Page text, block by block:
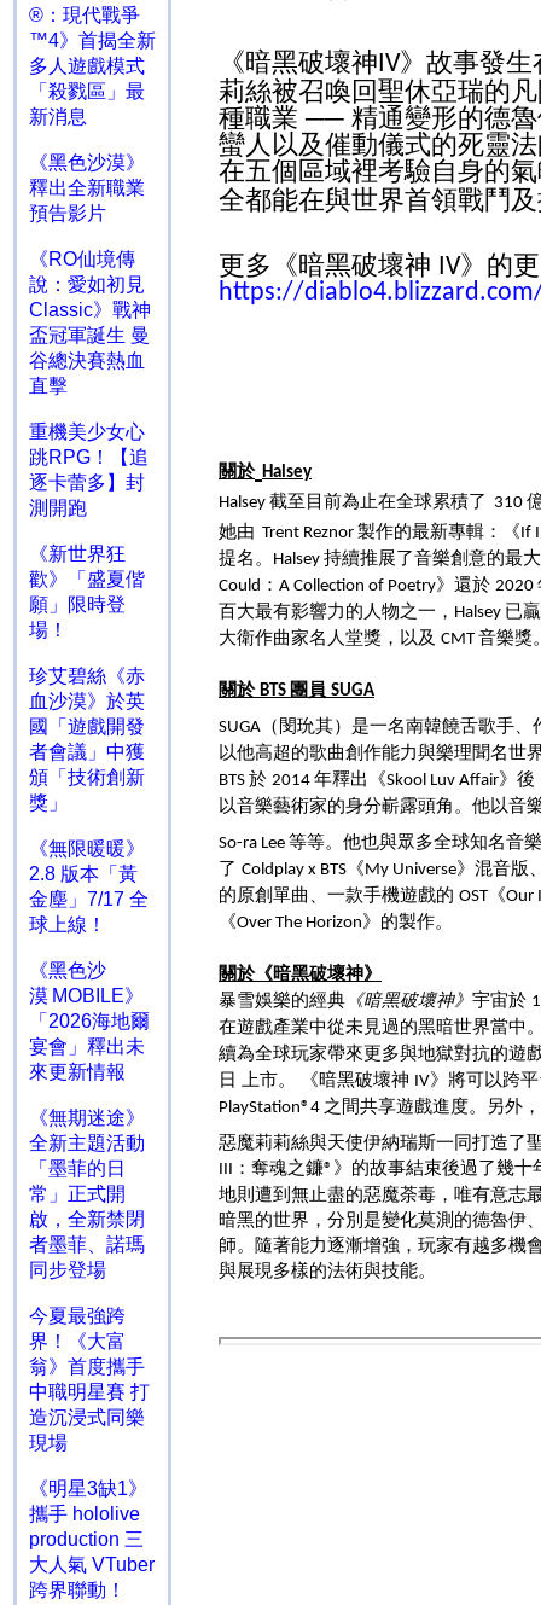
®：現代戰爭
™4》首揭全新
多人遊戲模式
「殺戮區」最
新消息
《黑色沙漠》
釋出全新職業
預告影片
《RO仙境傳
說：愛如初見
Classic》戰神
盃冠軍誕生 曼
谷總決賽熱血
直擊
重機美少女心
跳RPG！【追
逐卡蕾多】封
測開跑
《新世界狂
歡》「盛夏偕
願」限時登
場！
珍艾碧絲《赤
血沙漠》於英
國「遊戲開發
者會議」中獲
頒「技術創新
獎」
《無限暖暖》
2.8 版本「黃
金塵」7/17 全
球上線！
《黑色沙
漠 MOBILE》
「2026海地爾
宴會」釋出未
來更新情報
《無期迷途》
全新主題活動
「墨菲的日
常」正式開
啟，全新禁閉
者墨菲、諾瑪
同步登場
今夏最強跨
界！《大富
翁》首度攜手
中職明星賽 打
造沉浸式同樂
現場
《明星3缺1》
攜手 hololive
production 三
大人氣 VTuber
跨界聯動！
《暗黑破壞神IV》故事發生
莉絲被召喚回聖休亞瑞的
種職業 ── 精通變形的德
蠻人以及催動儀式的死靈
在五個區域裡考驗自身的
全都能在與世界首領戰鬥
更多《暗黑破壞神 IV》的
https://
關於 Halsey
Halsey 截至目前為止在全球累積了 310
她由 Trent Reznor 製作的最新專輯：《If
提名。 Halsey 持續推展了音樂創意的最
Could ： A Collection of Poetry》還於 2020
百大最有影響力的人物之一， Halsey 已
大衛作曲家名人堂獎，以及 CMT音樂獎
關於 BTS 團員 SUGA
SUGA （閔玧其）是一名南韓饒舌歌手
以他高超的歌曲創作能力與樂理聞名世
BTS 於 2014 年釋出《Skool Luv Affair》後
以音樂藝術家的身分嶄露頭角。他以音
So-ra Lee 等等。他也與眾多全球知名音
了 Coldplay x BTS 《My Universe》混音版
的原創單曲、一款手機遊戲的 OST《Our
《Over The Horizon》的製作。
關於《暗黑破壞神》
暴雪娛樂的經典 《暗黑破壞神》 宇宙於
在遊戲產業中從未見過的黑暗世界當中
續為全球玩家帶來更多與地獄對抗的遊
日 上市。 《暗黑破壞神 IV》將可以跨
PlayStation®4 之間共享遊戲進度。另外
惡魔莉莉絲與天使伊納瑞斯一同打造了
III ：奪魂之鐮® 》的故事結束後過了幾
地則遭到無止盡的惡魔荼毒，唯有意志
暗黑的世界，分別是變化莫測的德魯伊
師。隨著能力逐漸增強，玩家有越多機
與展現多樣的法術與技能。